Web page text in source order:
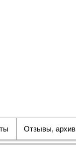
Отзывы, архив